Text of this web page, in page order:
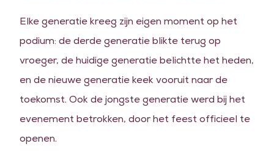
Elke generatie kreeg zijn eigen moment op het
podium: de derde generatie blikte terug op
vroeger, de huidige generatie belichtte het heden,
en de nieuwe generatie keek vooruit naar de
toekomst. Ook de jongste generatie werd bij het
evenement betrokken, door het feest officieel te
openen.